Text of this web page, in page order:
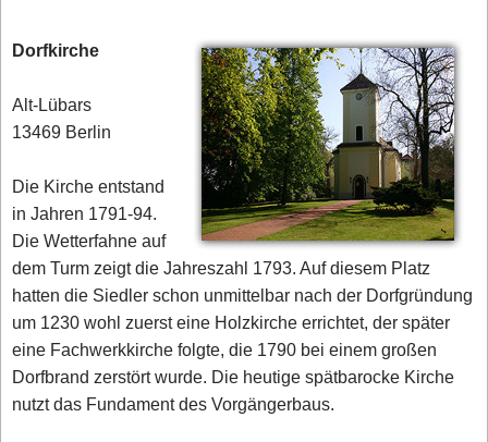
Dorfkirche
Alt-Lübars
13469 Berlin
Die Kirche entstand
in Jahren 1791-94.
Die Wetterfahne auf
dem Turm zeigt die Jahreszahl 1793. Auf diesem Platz
hatten die Siedler schon unmittelbar nach der Dorfgründung
um 1230 wohl zuerst eine Holzkirche errichtet, der später
eine Fachwerkkirche folgte, die 1790 bei einem großen
Dorfbrand zerstört wurde. Die heutige spätbarocke Kirche
nutzt das Fundament des Vorgängerbaus.